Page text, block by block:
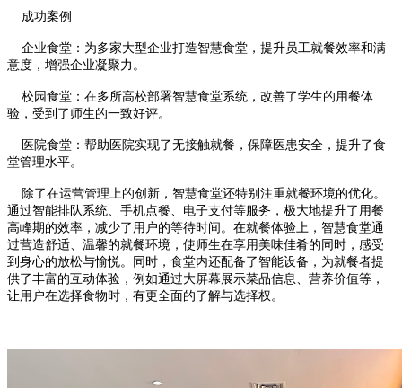
成功案例
企业食堂：为多家大型企业打造智慧食堂，提升员工就餐效率和满
意度，增强企业凝聚力。
校园食堂：在多所高校部署智慧食堂系统，改善了学生的用餐体
验，受到了师生的一致好评。
医院食堂：帮助医院实现了无接触就餐，保障医患安全，提升了食
堂管理水平。
除了在运营管理上的创新，智慧食堂还特别注重就餐环境的优化。
通过智能排队系统、手机点餐、电子支付等服务，极大地提升了用餐
高峰期的效率，减少了用户的等待时间。在就餐体验上，智慧食堂通
过营造舒适、温馨的就餐环境，使师生在享用美味佳肴的同时，感受
到身心的放松与愉悦。同时，食堂内还配备了智能设备，为就餐者提
供了丰富的互动体验，例如通过大屏幕展示菜品信息、营养价值等，
让用户在选择食物时，有更全面的了解与选择权。